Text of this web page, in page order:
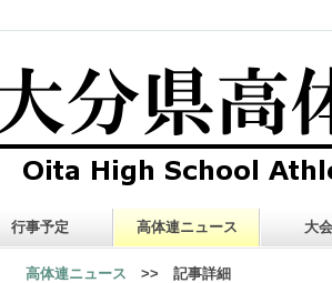
行事予定 高体連ニュース 大
高体連ニュース >> 記事詳細